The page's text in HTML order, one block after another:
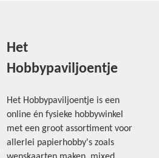
Het
Hobbypaviljoentje
Het Hobbypaviljoentje is een
online én fysieke hobbywinkel
met een groot assortiment voor
allerlei papierhobby's zoals